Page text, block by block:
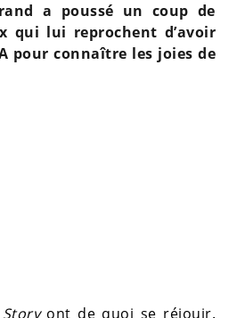
a poussé un coup de
qui lui reprochent d’avoir
pour connaître les joies de
ont de quoi se réjouir.